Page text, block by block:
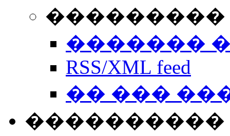
���������
�������
RSS/XML feed
�� ���
����������